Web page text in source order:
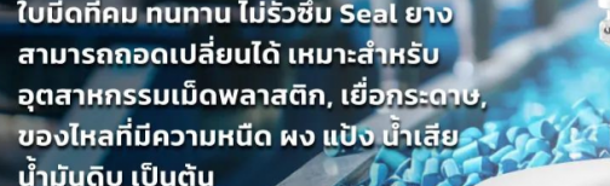
CLORIUS
IMI PLC